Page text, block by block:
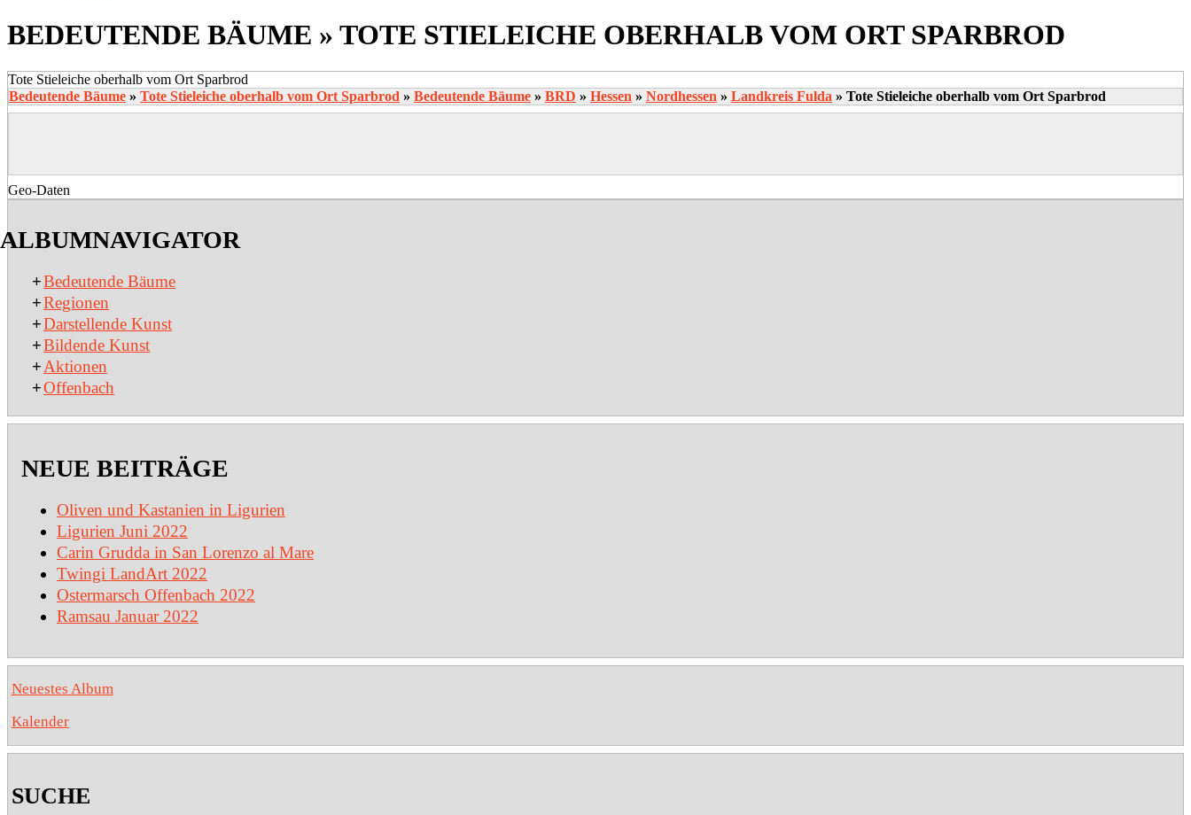
BEDEUTENDE BÄUME » TOTE STIELEICHE OBERHALB VOM ORT SPARBROD
Tote Stieleiche oberhalb vom Ort Sparbrod
Bedeutende Bäume » Tote Stieleiche oberhalb vom Ort Sparbrod » Bedeutende Bäume » BRD » Hessen » Nordhessen » Landkreis Fulda » Tote Stieleiche oberhalb vom Ort Sparbrod
Geo-Daten
18
ALBUMNAVIGATOR
+Bedeutende Bäume
+Regionen
+Darstellende Kunst
+Bildende Kunst
+Aktionen
+Offenbach
NEUE BEITRÄGE
Oliven und Kastanien in Ligurien
Ligurien Juni 2022
Carin Grudda in San Lorenzo al Mare
Twingi LandArt 2022
Ostermarsch Offenbach 2022
Ramsau Januar 2022
Neuestes Album
Kalender
SUCHE